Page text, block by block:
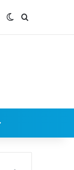
SpotifySwitch skin